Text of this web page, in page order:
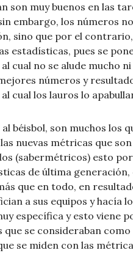
son muy buenos en las
embargo, los números
sino que por el
estadísticas, pues se
cual no se alude mucho
números y
cual los lauros lo
al béisbol, son muchos los
nuevas métricas que
(sabermétricos) esto
de última generación,
que en todo, en
a sus equipos y hacía
específica y esto viene
que se consideraban como
se miden con las